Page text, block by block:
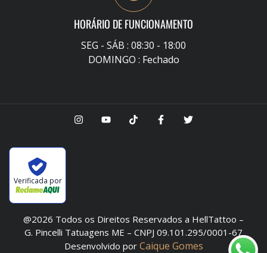
HORÁRIO DE FUNCIONAMENTO
SEG - SÁB : 08:30 - 18:00
DOMINGO : Fechado
Verificada por
@2026 Todos os Direitos Reservados a HellTattoo –
G. Pincelli Tatuagens ME – CNPJ 09.101.295/0001-67
Desenvolvido por Caique Gomes